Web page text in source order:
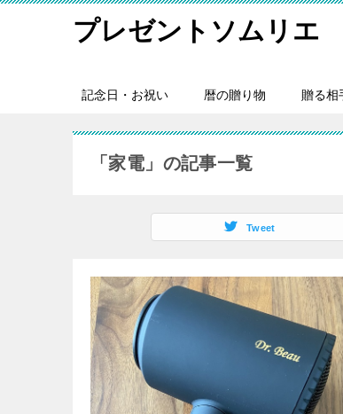
プレゼントソムリエ
記念日・お祝い 暦の贈り物 贈る相
「家電」の記事一覧
Tweet